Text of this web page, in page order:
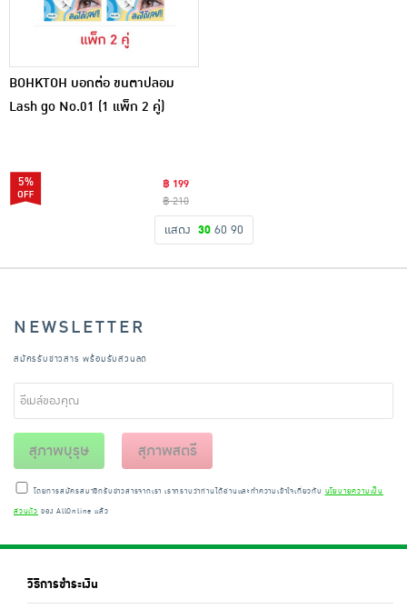
BOHKTOH บอกต่อ ขนตาปลอม
Lash go No.01 (1 แพ็ก 2 คู่)
5%
฿ 199
฿ 210
แสดง 30 60 90
NEWSLETTER
สมัครรับข่าวสาร พร้อมรับส่วนลด
สุภาพบุรุษ สุภาพสตรี
โดยการสมัครสมาชิกรับข่าวสารจากเรา เราทราบว่าท่านได้อ่านและทำความเข้าใจเกี่ยวกับ นโยบายความเป็น
ส่วนตัว ของ AllOnline แล้ว
วิธีการชำระเงิน